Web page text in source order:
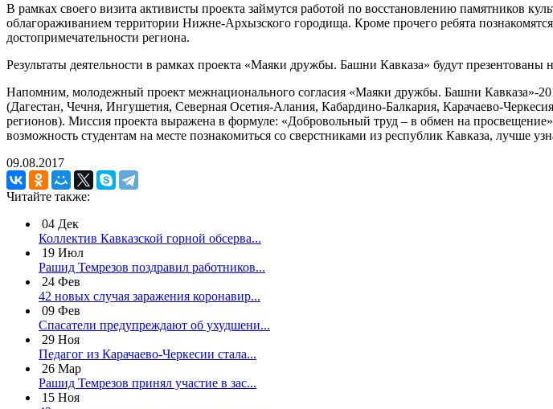
В рамках своего визита активисты проекта займутся работой по восстановлению памятников
облагораживанием территории Нижне-Архызского городища. Кроме прочего ребята
достопримечательности региона.
Результаты деятельности в рамках проекта «Маяки дружбы. Башни Кавказа» будут
Напомним, молодежный проект межнационального согласия «Маяки дружбы. Башни Кавказа»-
(Дагестан, Чечня, Ингушетия, Северная Осетия-Алания, Кабардино-Балкария, Карачаево-
регионов). Миссия проекта выражена в формуле: «Добровольный труд – в обмен на
возможность студентам на месте познакомиться со сверстниками из республик Кавказа, лучше
09.08.2017
Читайте также:
04 Дек
Коллектив Кавказской горной обсерва...
19 Июл
Рашид Темрезов поздравил работников...
24 Фев
42 новых случая заражения коронавир...
09 Фев
Спасатели предупреждают об ухудшени...
29 Ноя
Педагог из Карачаево-Черкесии стала...
26 Мар
Рашид Темрезов принял участие в зас...
15 Ноя